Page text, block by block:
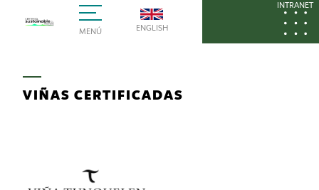
MENÚ ENGLISH
INTRANET
VIÑAS CERTIFICADAS